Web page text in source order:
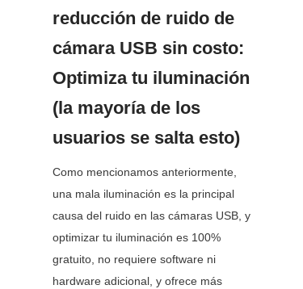
reducción de ruido de
cámara USB sin costo:
Optimiza tu iluminación
(la mayoría de los
usuarios se salta esto)
Como mencionamos anteriormente,
una mala iluminación es la principal
causa del ruido en las cámaras USB, y
optimizar tu iluminación es 100%
gratuito, no requiere software ni
hardware adicional, y ofrece más